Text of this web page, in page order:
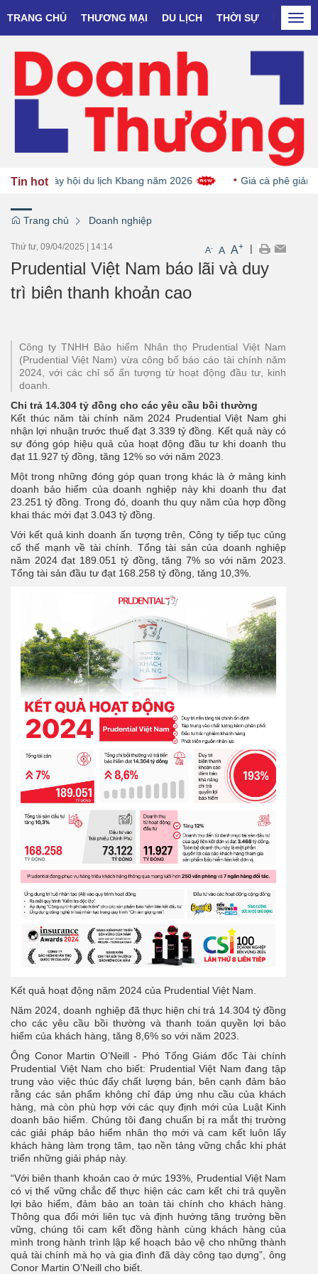
TRANG CHỦ THƯƠNG MẠI DU LỊCH THỜI SỰ DOANH
Tin hot
tại Ngày hội du lịch Kbang năm 2026 Giá cà phê giảm
Trang chủ Doanh nghiệp
Thứ tư, 09/04/2025 14:14 A- A A+ |
Prudential Việt Nam báo lãi và duy
trì biên thanh khoản cao
Công ty TNHH Bảo hiểm Nhân thọ Prudential Việt Nam
(Prudential Việt Nam) vừa công bố báo cáo tài chính năm
2024, với các chỉ số ấn tượng từ hoạt động đầu tư, kinh
doanh.
Chi trả 14.304 tỷ đồng cho các yêu cầu bồi thường
Kết thúc năm tài chính năm 2024 Prudential Việt Nam ghi
nhận lợi nhuận trước thuế đạt 3.339 tỷ đồng. Kết quả này có
sự đóng góp hiệu quả của hoạt động đầu tư khi doanh thu
đạt 11.927 tỷ đồng, tăng 12% so với năm 2023.
Một trong những đóng góp quan trọng khác là ở mảng kinh
doanh bảo hiểm của doanh nghiệp này khi doanh thu đạt
23.251 tỷ đồng. Trong đó, doanh thu quy năm của hợp đồng
khai thác mới đạt 3.043 tỷ đồng.
Với kết quả kinh doanh ấn tượng trên, Công ty tiếp tục củng
cố thế mạnh về tài chính. Tổng tài sản của doanh nghiệp
năm 2024 đạt 189.051 tỷ đồng, tăng 7% so với năm 2023.
Tổng tài sản đầu tư đạt 168.258 tỷ đồng, tăng 10,3%.
Kết quả hoạt động năm 2024 của Prudential Việt Nam.
Năm 2024, doanh nghiệp đã thực hiện chi trả 14.304 tỷ đồng
cho các yêu cầu bồi thường và thanh toán quyền lợi bảo
hiểm của khách hàng, tăng 8,6% so với năm 2023.
Ông Conor Martin O’Neill - Phó Tổng Giám đốc Tài chính
Prudential Việt Nam cho biết: Prudential Việt Nam đang tập
trung vào việc thúc đẩy chất lượng bán, bên cạnh đảm bảo
rằng các sản phẩm không chỉ đáp ứng nhu cầu của khách
hàng, mà còn phù hợp với các quy định mới của Luật Kinh
doanh bảo hiểm. Chúng tôi đang chuẩn bị ra mắt thị trường
các giải pháp bảo hiểm nhân thọ mới và cam kết luôn lấy
khách hàng làm trọng tâm, tạo nền tảng vững chắc khi phát
triển những giải pháp này.
“Với biên thanh khoản cao ở mức 193%, Prudential Việt Nam
có vị thế vững chắc để thực hiện các cam kết chi trả quyền
lợi bảo hiểm, đảm bảo an toàn tài chính cho khách hàng.
Thông qua đổi mới liên tục và định hướng tăng trưởng bền
vững, chúng tôi cam kết đồng hành cùng khách hàng của
mình trong hành trình lập kế hoạch bảo vệ cho những thành
quả tài chính mà họ và gia đình đã dày công tạo dựng”, ông
Conor Martin O’Neill cho biết.